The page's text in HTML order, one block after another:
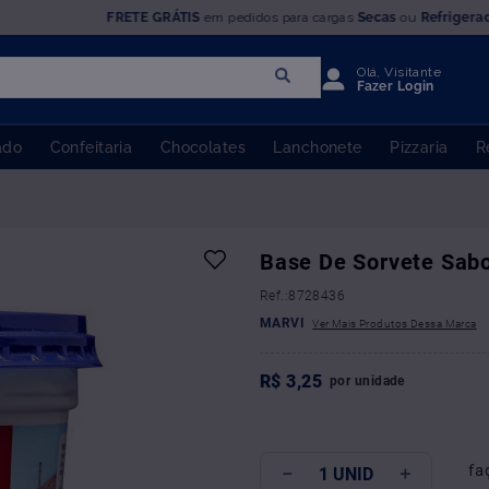
FRETE GRÁTISem pedidos para cargas Secas ou
Olá, Visitante
Fazer Login
Confeitaria Chocolates Lanchonete Pizzaria
Base De Sorvete
:8728436
MARVI
R$ 3,25 por unidade
＋
－